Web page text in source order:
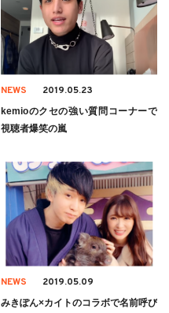
NEWS 2019.05.23
kemioのクセの強い質問コーナーで
視聴者爆笑の嵐
NEWS 2019.05.09
みきぽん×カイトのコラボで名前呼び